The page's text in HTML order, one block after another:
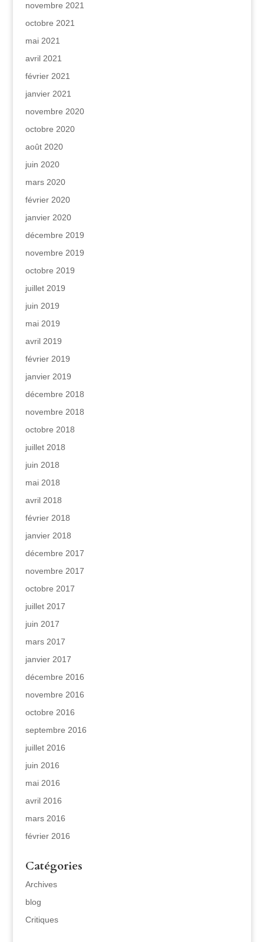
novembre 2021
octobre 2021
mai 2021
avril 2021
février 2021
janvier 2021
novembre 2020
octobre 2020
août 2020
juin 2020
mars 2020
février 2020
janvier 2020
décembre 2019
novembre 2019
octobre 2019
juillet 2019
juin 2019
mai 2019
avril 2019
février 2019
janvier 2019
décembre 2018
novembre 2018
octobre 2018
juillet 2018
juin 2018
mai 2018
avril 2018
février 2018
janvier 2018
décembre 2017
novembre 2017
octobre 2017
juillet 2017
juin 2017
mars 2017
janvier 2017
décembre 2016
novembre 2016
octobre 2016
septembre 2016
juillet 2016
juin 2016
mai 2016
avril 2016
mars 2016
février 2016
Catégories
Archives
blog
Critiques